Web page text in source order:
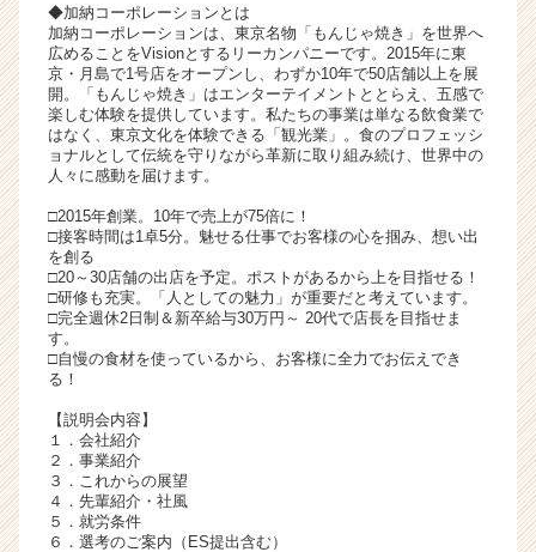
の
他】
の
説
明
会
詳
細
|
ベ
チ
ャ
成
カ
◆加納コーポレーションとは
加納コーポレーションは、東京名物「もんじゃ焼き」を世界へ
広めることをVisionとするリーカンパニーです。2015年に東
京・月島で1号店をオープンし、わずか10年で50店舗以上を展
開。「もんじゃ焼き」はエンターテイメントととらえ、五感で
楽しむ体験を提供しています。私たちの事業は単なる飲食業で
はなく、東京文化を体験できる「観光業」。食のプロフェッシ
ョナルとして伝統を守りながら革新に取り組み続け、世界中の
人々に感動を届けます。
□2015年創業。10年で売上が75倍に！
□接客時間は1卓5分。魅せる仕事でお客様の心を掴み、想い出
を創る
□20～30店舗の出店を予定。ポストがあるから上を目指せる！
□研修も充実。「人としての魅力」が重要だと考えています。
□完全週休2日制＆新卒給与30万円～ 20代で店長を目指せま
す。
□自慢の食材を使っているから、お客様に全力でお伝えでき
る！
【説明会内容】
１．会社紹介
２．事業紹介
３．これからの展望
４．先輩紹介・社風
５．就労条件
６．選考のご案内（ES提出含む）